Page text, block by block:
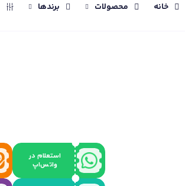
خانه محصولات برندها
استعلام در
واتس‌اپ